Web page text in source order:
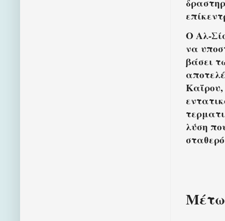
Ο Αλ-
να
βάσει
λύση